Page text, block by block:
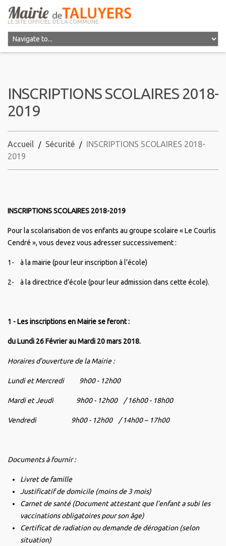
LE SITE OFFICIEL DE LA COMMUNE
INSCRIPTIONS SCOLAIRES 2018-
2019
Accueil Sécurité
INSCRIPTIONS SCOLAIRES 2018-
2019
INSCRIPTIONS SCOLAIRES 2018-2019
Pour la scolarisation de vos enfants au groupe scolaire « Le Courlis
Cendré », vous devez vous adresser successivement :
1- à la mairie (pour leur inscription à l’école)
2- à la directrice d’école (pour leur admission dans cette école).
1 - Les inscriptions en Mairie se feront :
du Lundi 26 Février au Mardi 20 mars 2018.
Horaires d’ouverture de la Mairie :
Lundi et Mercredi 9h00 - 12h00
Mardi et Jeudi 9h00 - 12h00 / 16h00 - 18h00
Vendredi 9h00 - 12h00 / 14h00 – 17h00
Documents à fournir :
Livret de famille
Justificatif de domicile (moins de 3 mois)
Carnet de santé (Document attestant que l’enfant a subi les
vaccinations obligatoires pour son âge)
Certificat de radiation ou demande de dérogation (selon
situation)